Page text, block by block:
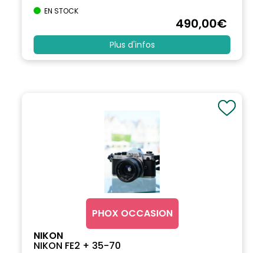
EN STOCK
490,00€
Plus d'infos
PHOX OCCASION
NIKON
NIKON FE2 + 35-70